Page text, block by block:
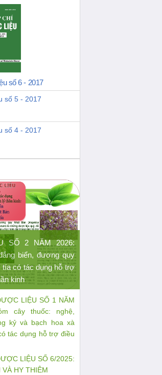
số 6 - 2017
số 5 - 2017
số 4 - 2017
SỐ 2 NĂM 2026:
biển, đương quy
có tác dụng hỗ trợ
kinh
LIỆU SỐ 1 NĂM
cây thuốc: nghệ,
kỷ và bạch hoa xà
tác dụng hỗ trợ điều
LIỆU SỐ 6/2025:
VÀ HY THIÊM